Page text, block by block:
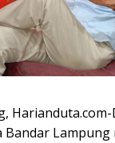
Harianduta.com-
Bandar